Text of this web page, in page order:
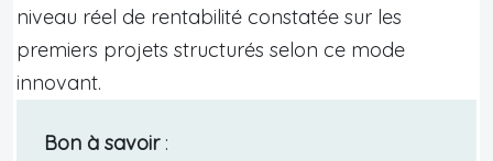
niveau réel de rentabilité constatée sur les
premiers projets structurés selon ce mode
innovant.
Bon à savoir: